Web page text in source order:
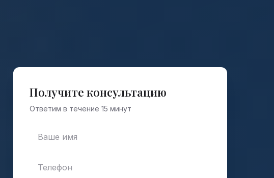
Получите консультацию
Ответим в течение 15 минут